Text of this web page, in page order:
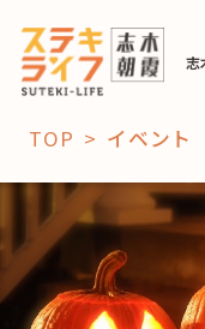
志
「コト」
子育
おす
TOP イベント